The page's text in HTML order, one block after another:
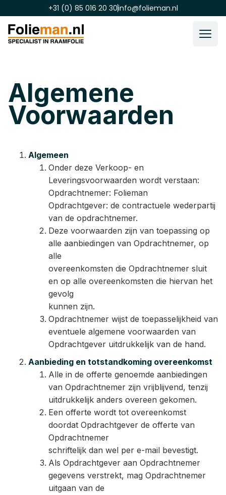
+31 (0) 85 016 20 30info@folieman.nl
Algemene
Voorwaarden
Algemeen
Onder deze Verkoop- en
Leveringsvoorwaarden wordt verstaan:
Opdrachtnemer: Folieman
Opdrachtgever: de contractuele wederpartij
van de opdrachtnemer.
Deze voorwaarden zijn van toepassing op
alle aanbiedingen van Opdrachtnemer, op
alle
overeenkomsten die Opdrachtnemer sluit
en op alle overeenkomsten die hiervan het
gevolg
kunnen zijn.
Opdrachtnemer wijst de toepasselijkheid van
eventuele algemene voorwaarden van
Opdrachtgever uitdrukkelijk van de hand.
Aanbieding en totstandkoming overeenkomst
Alle in de offerte genoemde aanbiedingen
van Opdrachtnemer zijn vrijblijvend, tenzij
uitdrukkelijk anders overeen gekomen.
Een offerte wordt tot overeenkomst
doordat Opdrachtgever de offerte van
Opdrachtnemer
schriftelijk dan wel per e-mail bevestigt.
Als Opdrachtgever aan Opdrachtnemer
gegevens verstrekt, mag Opdrachtnemer
uitgaan van de